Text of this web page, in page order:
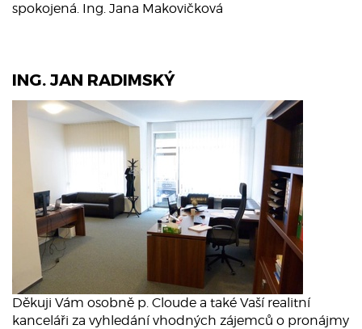
spokojená. Ing. Jana Makovičková
ING. JAN RADIMSKÝ
Děkuji Vám osobně p. Cloude a také Vaší realitní
kanceláři za vyhledání vhodných zájemců o pronájmy